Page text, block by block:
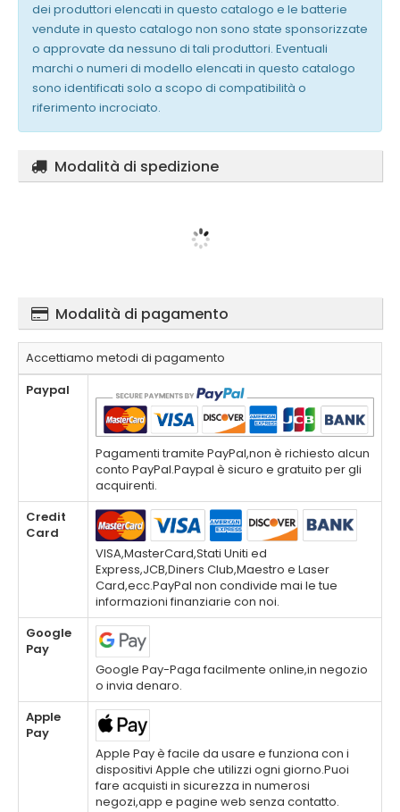
dei produttori elencati in questo catalogo e le batterie
vendute in questo catalogo non sono state sponsorizzate
o approvate da nessuno di tali produttori. Eventuali
marchi o numeri di modello elencati in questo catalogo
sono identificati solo a scopo di compatibilità o
riferimento incrociato.
Modalità di spedizione
Modalità di pagamento
Accettiamo metodi di pagamento
Paypal
Pagamenti tramite PayPal,non è richiesto alcun
conto PayPal.Paypal è sicuro e gratuito per gli
acquirenti.
Credit
Card
VISA,MasterCard,Stati Uniti ed
Express,JCB,Diners Club,Maestro e Laser
Card,ecc.PayPal non condivide mai le tue
informazioni finanziarie con noi.
Google
Pay
Google Pay-Paga facilmente online,in negozio
o invia denaro.
Apple
Pay
Apple Pay è facile da usare e funziona con i
dispositivi Apple che utilizzi ogni giorno.Puoi
fare acquisti in sicurezza in numerosi
negozi,app e pagine web senza contatto.